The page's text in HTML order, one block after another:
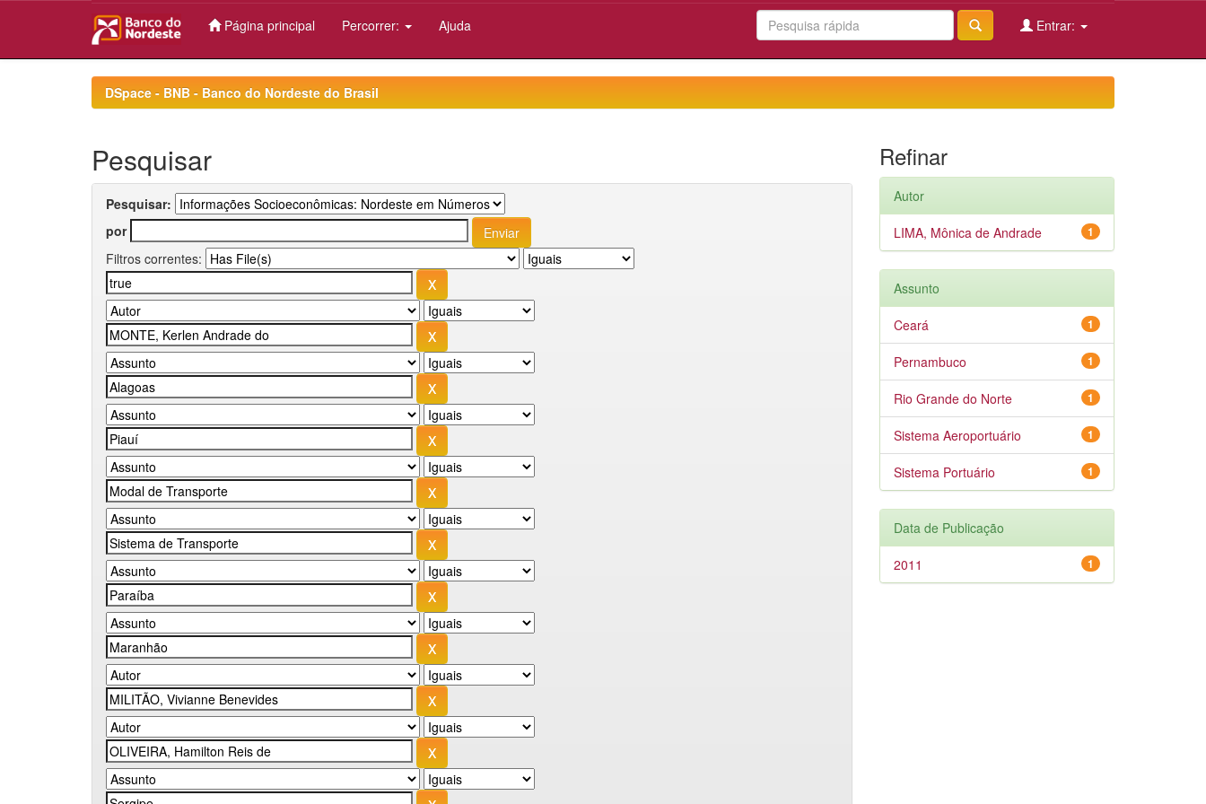
Página principal Percorrer: Ajuda Entrar:
DSpace - BNB - Banco do Nordeste do Brasil
Pesquisar
Pesquisar:
por
Filtros correntes:
Refinar
Autor
1
LIMA, Mônica de Andrade
Assunto
1
Ceará
1
Pernambuco
1
Rio Grande do Norte
1
Sistema Aeroportuário
1
Sistema Portuário
Data de Publicação
1
2011